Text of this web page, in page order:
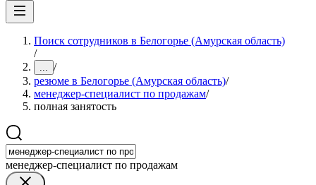
Поиск сотрудников в Белогорье (Амурская область)
/
... /
резюме в Белогорье (Амурская область)/
менеджер-специалист по продажам/
полная занятость
менеджер-специалист по продажам